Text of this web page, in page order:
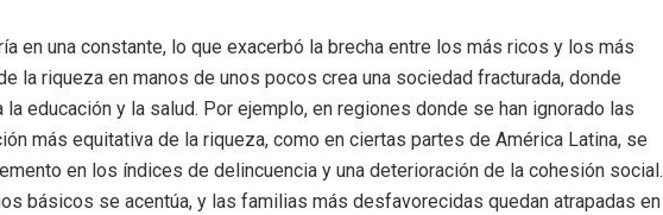
en una constante, lo que exacerbó la brecha entre los más ricos y los más
la riqueza en manos de unos pocos crea una sociedad fracturada, donde
educación y la salud. Por ejemplo, en regiones donde se han ignorado las
más equitativa de la riqueza, como en ciertas partes de América Latina, se
en los índices de delincuencia y una deterioración de la cohesión social.
básicos se acentúa, y las familias más desfavorecidas quedan atrapadas en